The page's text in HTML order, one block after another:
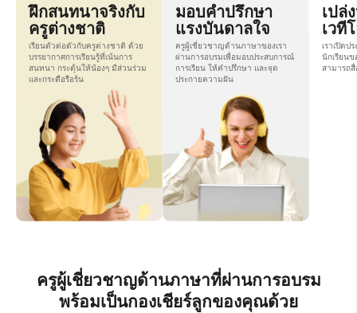
ฝึกสนทนาจริงกับ
ครูต่างชาติ
เรียนตัวต่อตัวกับครูต่างชาติ ด้วย
บรรยากาศการเรียนรู้ที่เน้นการ
สนทนา กระตุ้นให้น้องๆ มีส่วนร่วม
และกระตือรือร้น
มอบคำปรึกษา
แรงบันดาลใจ
ครูผู้เชี่ยวชาญด้านภาษาของเรา
ผ่านการอบรมเพื่อมอบประสบการณ์
การเรียน ให้คำปรึกษา และจุด
ประกายความฝัน
เปล่
เวที
เราเปิดป
นักเรียน
สามารถ
ครูผู้เชี่ยวชาญด้านภาษาที่ผ่านการอบรม
พร้อมเป็นกองเชียร์ลูกของคุณด้วย